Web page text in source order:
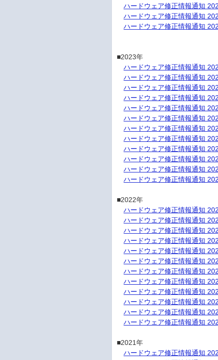
ハードウェア修正情報通知
ハードウェア修正情報通知
ハードウェア修正情報通知
■2023年
ハードウェア修正情報通知
ハードウェア修正情報通知
ハードウェア修正情報通知
ハードウェア修正情報通知
ハードウェア修正情報通知
ハードウェア修正情報通知
ハードウェア修正情報通知
ハードウェア修正情報通知
ハードウェア修正情報通知
ハードウェア修正情報通知
ハードウェア修正情報通知
ハードウェア修正情報通知
■2022年
ハードウェア修正情報通知
ハードウェア修正情報通知
ハードウェア修正情報通知
ハードウェア修正情報通知
ハードウェア修正情報通知
ハードウェア修正情報通知
ハードウェア修正情報通知
ハードウェア修正情報通知
ハードウェア修正情報通知
ハードウェア修正情報通知
ハードウェア修正情報通知
ハードウェア修正情報通知
■2021年
ハードウェア修正情報通知